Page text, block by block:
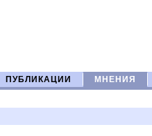
ПУБЛИКАЦИИ МНЕНИЯ